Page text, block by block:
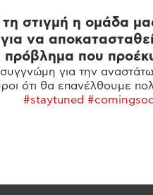
στιγμή η ομάδα
να
πρόβλημα που
για την
ότι θα επανέλθουμε
#staytuned